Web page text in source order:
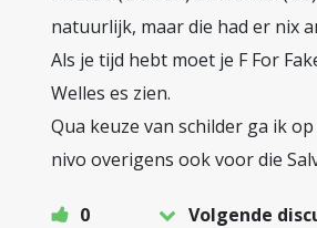
natuurlijk, maar die had er nix
Als je tijd hebt moet je F For
Welles es zien.
Qua keuze van schilder ga ik
nivo overigens ook voor die
0
Volgende